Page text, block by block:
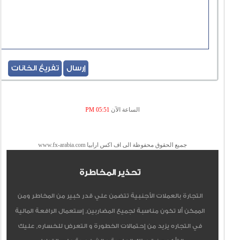
الساعة الآن 05:51 PM
جميع الحقوق محفوظة الى اف اكس ارابيا www.fx-arabia.com
تحذير المخاطرة
التجارة بالعملات الأجنبية تتضمن علي قدر كبير من المخاطر ومن
الممكن ألا تكون مناسبة لجميع المضاربين, إستعمال الرافعة المالية
في التجاره يزيد من إحتمالات الخطورة و التعرض للخساره, عليك